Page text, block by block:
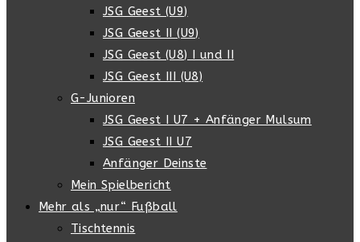
JSG Geest (U9)
JSG Geest II (U9)
JSG Geest (U8) I und II
JSG Geest III (U8)
G-Junioren
JSG Geest I U7 + Anfänger Mulsum
JSG Geest II U7
Anfänger Deinste
Mein Spielbericht
Mehr als „nur“ Fußball
Tischtennis